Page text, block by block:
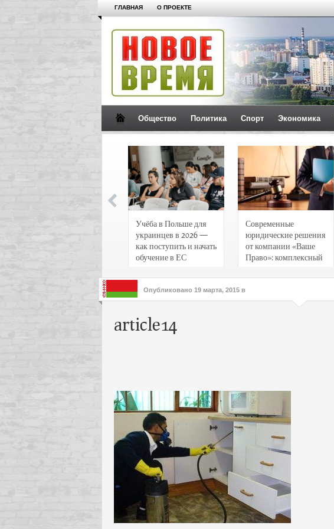
ГЛАВНАЯ О ПРОЕКТЕ
Общество Политика Спорт Экономика
Учёба в Польше для
украинцев в 2026 —
как поступить и начать
обучение в ЕС
Современные
юридические решения
от компании «Ваше
Право»: комплексный
интересов клиентов
Опубликовано 19 марта, 2015 в
article14